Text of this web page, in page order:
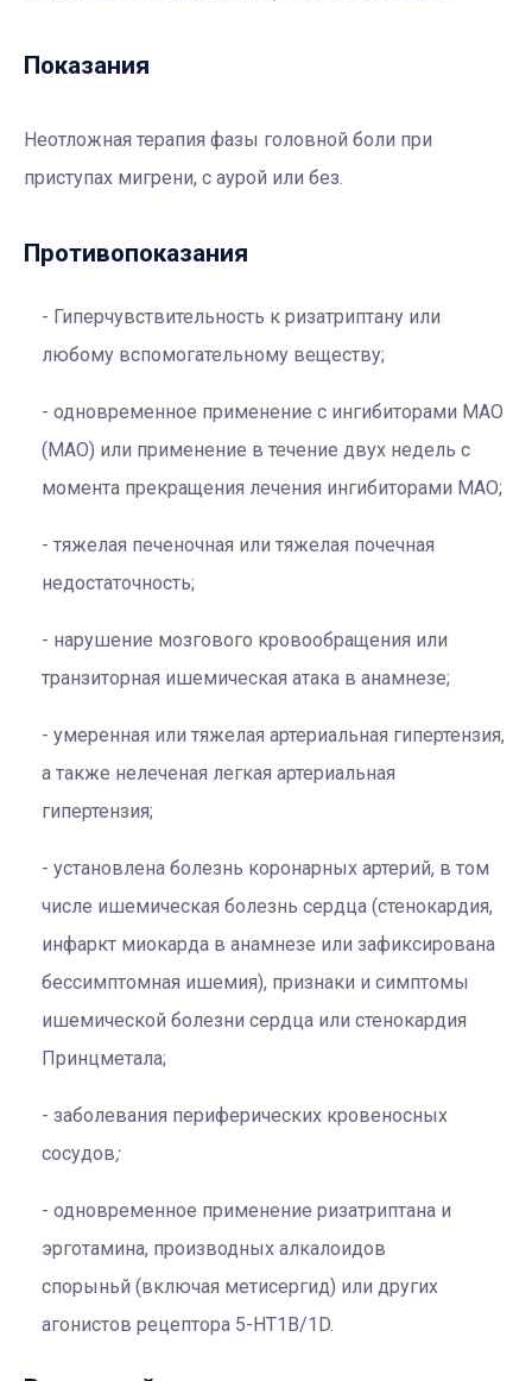
Показания
Неотложная терапия фазы головной боли при
приступах мигрени, с аурой или без.
Противопоказания
Гиперчувствительность к ризатриптану или
любому вспомогательному веществу;
одновременное применение с ингибиторами МАО
(MAO) или применение в течение двух недель с
момента прекращения лечения ингибиторами MAO;
тяжелая печеночная или тяжелая почечная
недостаточность;
нарушение мозгового кровообращения или
транзиторная ишемическая атака в анамнезе;
умеренная или тяжелая артериальная гипертензия,
а также нелеченая легкая артериальная
гипертензия;
установлена ​​болезнь коронарных артерий, в том
числе ишемическая болезнь сердца (стенокардия,
инфаркт миокарда в анамнезе или зафиксирована
бессимптомная ишемия), признаки и симптомы
ишемической болезни сердца или стенокардия
Принцметала;
заболевания периферических кровеносных
сосудов;
одновременное применение ризатриптана и
эрготамина, производных алкалоидов
спорыньй (включая метисергид) или других
агонистов рецептора 5-HT1B/1D.